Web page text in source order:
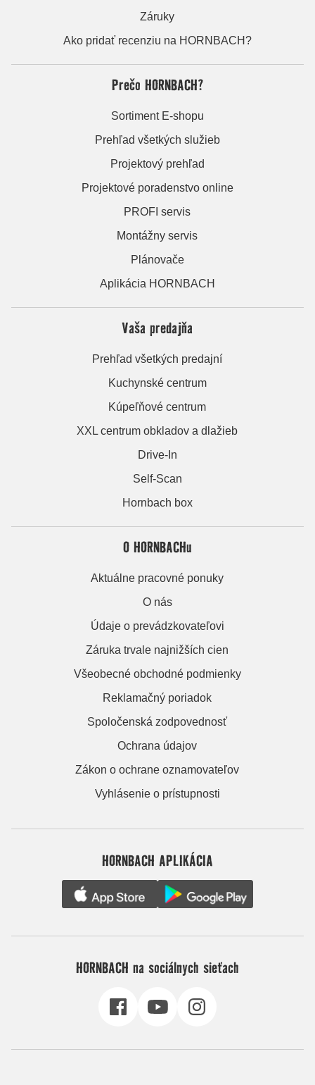
Záruky
Ako pridať recenziu na HORNBACH?
Prečo HORNBACH?
Sortiment E-shopu
Prehľad všetkých služieb
Projektový prehľad
Projektové poradenstvo online
PROFI servis
Montážny servis
Plánovače
Aplikácia HORNBACH
Vaša predajňa
Prehľad všetkých predajní
Kuchynské centrum
Kúpeľňové centrum
XXL centrum obkladov a dlažieb
Drive-In
Self-Scan
Hornbach box
O HORNBACHu
Aktuálne pracovné ponuky
O nás
Údaje o prevádzkovateľovi
Záruka trvale najnižších cien
Všeobecné obchodné podmienky
Reklamačný poriadok
Spoločenská zodpovednosť
Ochrana údajov
Zákon o ochrane oznamovateľov
Vyhlásenie o prístupnosti
HORNBACH APLIKÁCIA
HORNBACH na sociálnych sieťach